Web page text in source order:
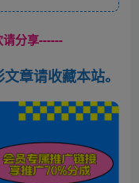
分享------
章请收藏本站。